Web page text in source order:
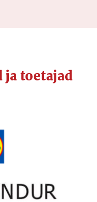
toetajad